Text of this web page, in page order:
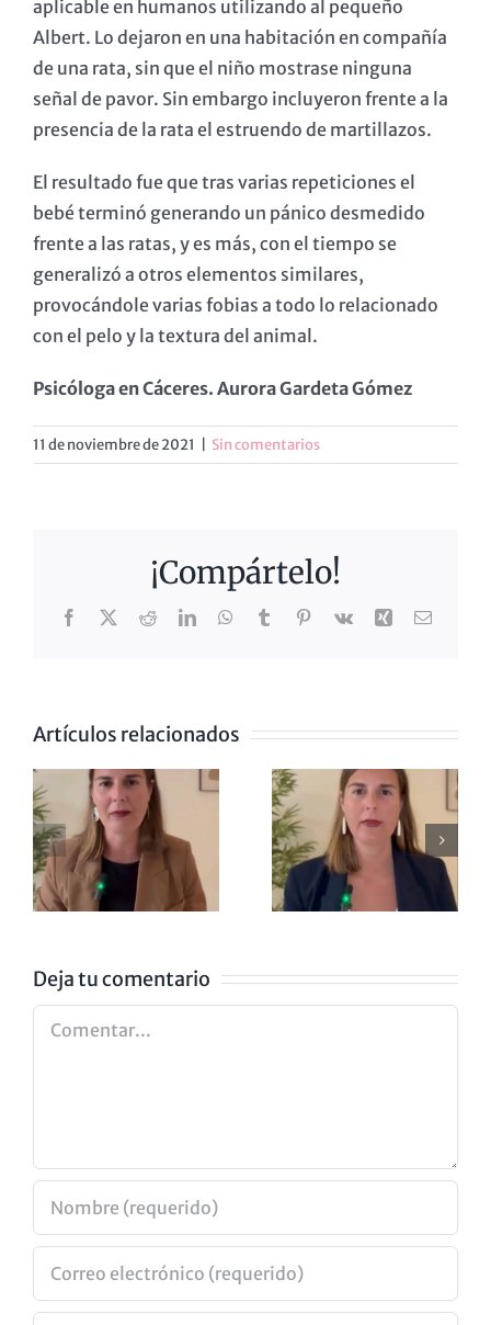
aplicable en humanos utilizando al pequeño
Albert. Lo dejaron en una habitación en compañía
de una rata, sin que el niño mostrase ninguna
señal de pavor. Sin embargo incluyeron frente a la
presencia de la rata el estruendo de martillazos.
El resultado fue que tras varias repeticiones el
bebé terminó generando un pánico desmedido
frente a las ratas, y es más, con el tiempo se
generalizó a otros elementos similares,
provocándole varias fobias a todo lo relacionado
con el pelo y la textura del animal.
Psicóloga en Cáceres. Aurora Gardeta Gómez
11 de noviembre de 2021 Sin comentarios
¡Compártelo!
Facebook
X RedditLinkedInWhatsApp
TumblrPinterest
Vk Xing Correo
Artículos relacionados
LA
ANSIEDAD
NO
EL
GOYA
Deja tu comentario
Comentar